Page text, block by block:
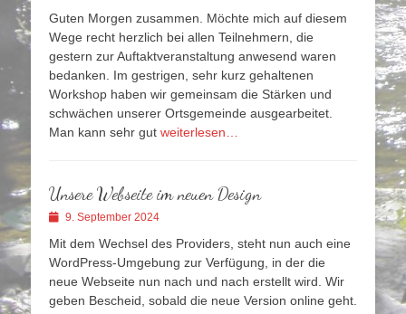
Guten Morgen zusammen. Möchte mich auf diesem
Wege recht herzlich bei allen Teilnehmern, die
gestern zur Auftaktveranstaltung anwesend waren
bedanken. Im gestrigen, sehr kurz gehaltenen
Workshop haben wir gemeinsam die Stärken und
schwächen unserer Ortsgemeinde ausgearbeitet.
Man kann sehr gut weiterlesen…
Unsere Webseite im neuen Design
Veröffentlicht
9. September 2024
Mit dem Wechsel des Providers, steht nun auch eine
WordPress-Umgebung zur Verfügung, in der die
neue Webseite nun nach und nach erstellt wird. Wir
geben Bescheid, sobald die neue Version online geht.